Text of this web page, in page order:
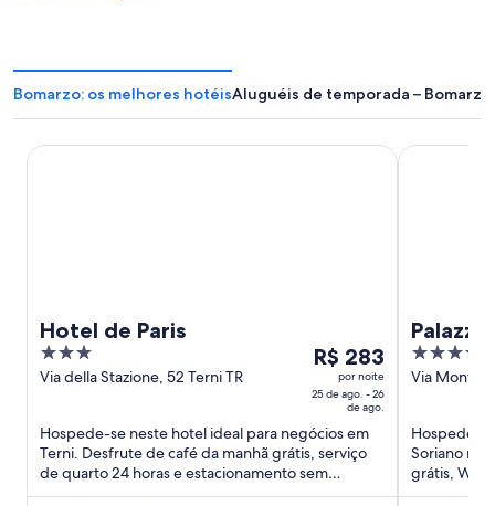
a
m
n
Bomarzo: os melhores hotéisAluguéis de temporada – Bomarzo
Hotel de Paris
3
out
5
Via della Stazione, 52 Terni TR
O
preço
é
de
R$ 283
por
diária
R$ 283
por noite
25 de ago. - 26
de ago.
Hospede-se neste hotel ideal para negócios em
Terni. Desfrute de café da manhã grátis, serviço
de quarto 24 horas e estacionamento sem
manobrista (sobretaxa). ...
Hotel de Paris
4
out
5
Via
Hospede-
Soriano nel
grátis, Wi-
Atrações
Palazzo